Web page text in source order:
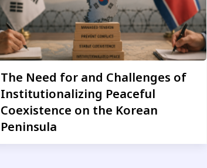
The Need for and Challenges of
Institutionalizing Peaceful
Coexistence on the Korean
Peninsula